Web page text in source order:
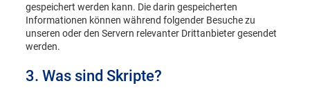
gespeichert werden kann. Die darin gespeicherten
Informationen können während folgender Besuche zu
unseren oder den Servern relevanter Drittanbieter gesendet
werden.
3. Was sind Skripte?